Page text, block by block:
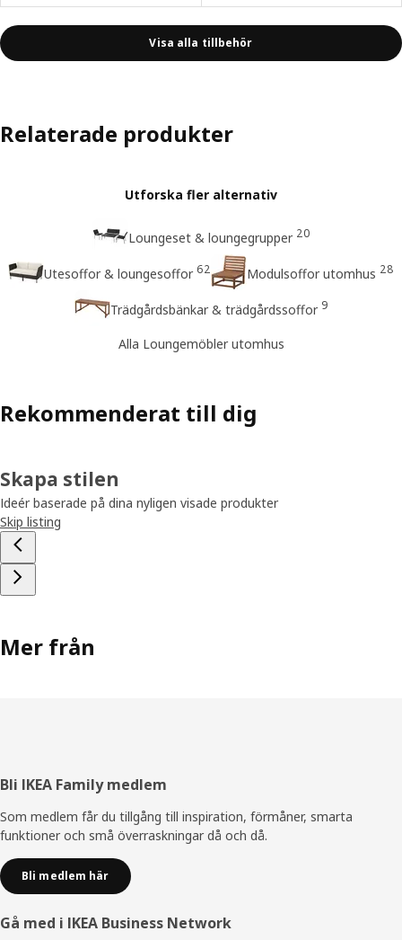
Visa alla tillbehör
Relaterade produkter
Utforska fler alternativ
Loungeset & loungegrupper 20
Utesoffor & loungesoffor 62 Modulsoffor utomhus 28
Trädgårdsbänkar & trädgårdssoffor 9
Alla Loungemöbler utomhus
Rekommenderat till dig
Skapa stilen
Ideér baserade på dina nyligen visade produkter
Skip listing
Mer från
Sidfot
Bli IKEA Family medlem
Som medlem får du tillgång till inspiration, förmåner, smarta
funktioner och små överraskningar då och då.
Bli medlem här
Gå med i IKEA Business Network